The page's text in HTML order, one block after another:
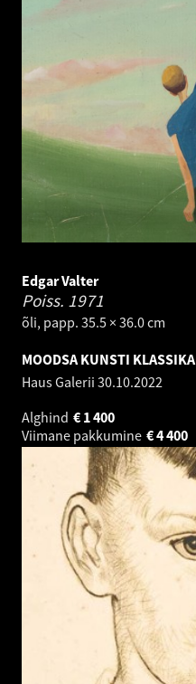
Edgar Valter
Poiss. 1971
õli, papp. 35.5 × 36.0 cm
MOODSA KUNSTI KLASSIKA
Haus Galerii 30.10.2022
Alghind
1 400
€
Viimane pakkumine
4 400
€